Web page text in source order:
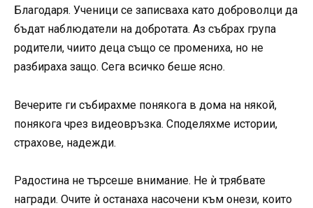
Благодаря. Ученици се записваха като доброволци да
бъдат наблюдатели на добротата. Аз събрах група
родители, чиито деца също се промениха, но не
разбираха защо. Сега всичко беше ясно.
Вечерите ги събирахме понякога в дома на някой,
понякога чрез видеовръзка. Споделяхме истории,
страхове, надежди.
Радостина не търсеше внимание. Не ѝ трябвате
награди. Очите ѝ останаха насочени към онези, които